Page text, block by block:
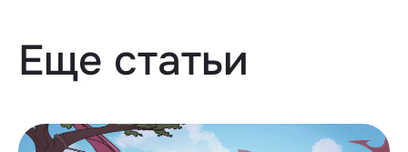
Еще статьи